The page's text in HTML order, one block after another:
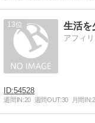
13 生活を
アフィ
54528
週間IN:20 週間OUT:30 月間IN: